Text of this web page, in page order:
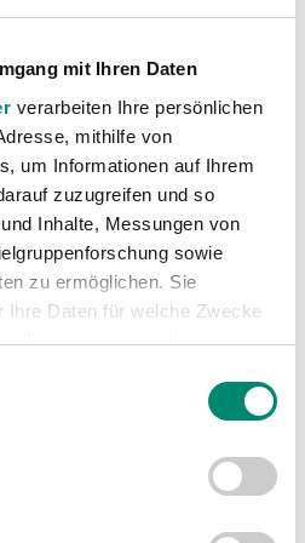
mit Ihren Daten
verarbeiten Ihre persönlichen
mithilfe von
um Informationen auf Ihrem
zuzugreifen und so
Inhalte, Messungen von
sowie
zu ermöglichen. Sie
Ihre Daten für welche Zwecke
jederzeit über die
widerrufen
wie Ihre persönlichen Daten
Sie Ihre Präferenzen im
Akrap den Ausgleich auf
Querlatte. Somit blieb es
Admira.